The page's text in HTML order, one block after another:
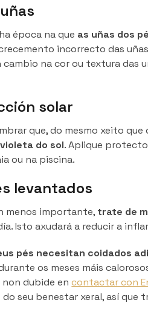
época na que as uñas dos
incorrecto das
cambio na cor ou textura das
solar
que, do mesmo xeito
do sol. Aplique
ou na piscina.
levantados
menos importante, trate de
Isto axudará a reducir a
pés necesitan coidados
os meses máis
non dubide encontactar con
seu benestar xeral, así que